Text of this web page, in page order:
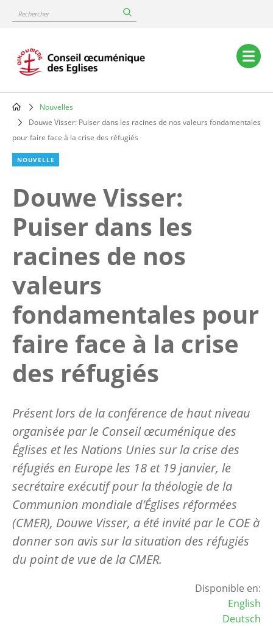
content
Rechercher
Main
navigation
Breadcrumb
Nouvelles
Douwe Visser: Puiser dans les racines de nos valeurs fondamentales
pour faire face à la crise des réfugiés
NOUVELLE
Douwe Visser:
Puiser dans les
racines de nos
valeurs
fondamentales pour
faire face à la crise
des réfugiés
Présent lors de la conférence de haut niveau
organisée par le Conseil œcuménique des
Églises et les Nations Unies sur la crise des
réfugiés en Europe les 18 et 19 janvier, le
secrétaire exécutif pour la théologie de la
Communion mondiale d’Églises réformées
(CMER), Douwe Visser, a été invité par le COE à
donner son avis sur la situation des réfugiés
du point de vue de la CMER.
Disponible en:
English
Deutsch